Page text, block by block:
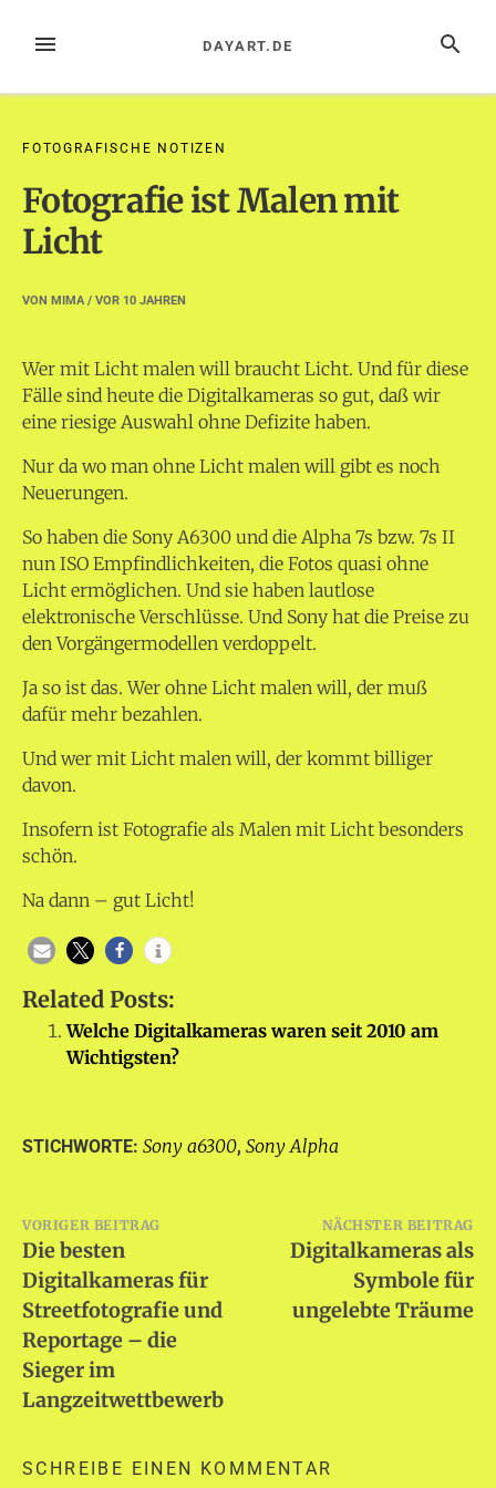
InhaltMENÜ SUCHE
DAYART.DE
FOTOGRAFISCHE NOTIZEN
Fotografie ist Malen mit
Licht
VON MIMA/ VOR 10 JAHREN
Wer mit Licht malen will braucht Licht. Und für diese
Fälle sind heute die Digitalkameras so gut, daß wir
eine riesige Auswahl ohne Defizite haben.
Nur da wo man ohne Licht malen will gibt es noch
Neuerungen.
So haben die Sony A6300 und die Alpha 7s bzw. 7s II
nun ISO Empfindlichkeiten, die Fotos quasi ohne
Licht ermöglichen. Und sie haben lautlose
elektronische Verschlüsse. Und Sony hat die Preise zu
den Vorgängermodellen verdoppelt.
Ja so ist das. Wer ohne Licht malen will, der muß
dafür mehr bezahlen.
Und wer mit Licht malen will, der kommt billiger
davon.
Insofern ist Fotografie als Malen mit Licht besonders
schön.
Na dann – gut Licht!
Related Posts:
Welche Digitalkameras waren seit 2010 am
Wichtigsten?
STICHWORTE: Sony a6300, Sony Alpha
Beitragsnavigation
VORIGER BEITRAG
Die besten
Digitalkameras für
Streetfotografie und
Reportage – die
Sieger im
Langzeitwettbewerb
NÄCHSTER BEITRAG
Digitalkameras als
Symbole für
ungelebte Träume
SCHREIBE EINEN KOMMENTAR